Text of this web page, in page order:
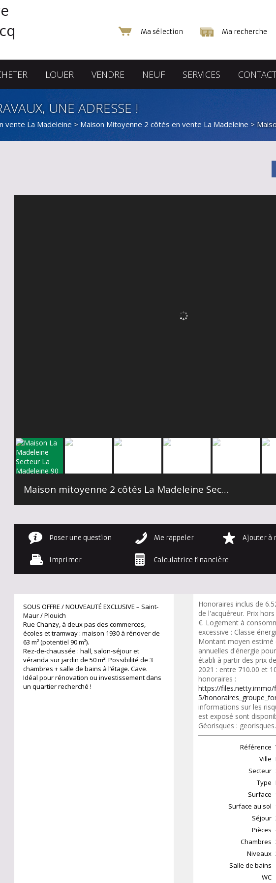
Ma recherche
Ma sélection
LOUER VENDRE NEUF SERVICES CONTACT
UNE ADRESSE !
vente La Madeleine > Maison Mitoyenne 2 côtés en vente La Madeleine >
Maison mitoyenne 2 côtés La Madeleine Secteur La Madeleine
Poser une question Me rappeler Ajouter à
Imprimer Calculatrice financière
SOUS OFFRE / NOUVEAUTÉ EXCLUSIVE – Saint-
Maur / Plouich
Rue Chanzy, à deux pas des commerces,
écoles et tramway : maison 1930 à rénover de
63 m² (potentiel 90 m²).
Rez-de-chaussée : hall, salon-séjour et
véranda sur jardin de 50 m². Possibilité de 3
chambres + salle de bains à l’étage. Cave.
Idéal pour rénovation ou investissement dans
un quartier recherché !
Honoraires inclus de
de l'acquéreur. Prix
€. Logement à
excessive : Classe
Montant moyen estimé
annuelles d'énergie
établi à partir des prix
2021 : entre 710.00 et
honoraires :
https://files.netty.immo/
5/
informations sur les
est exposé sont
Géorisques :
Référence
Ville
Secteur
Type
Surface
Surface au sol
Séjour
Pièces
Chambres
Niveaux
Salle de bains
WC